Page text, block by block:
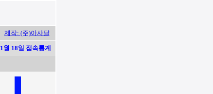
제작: (주)아사달
1월 18일 접속통계